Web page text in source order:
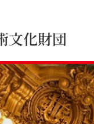
文化財団